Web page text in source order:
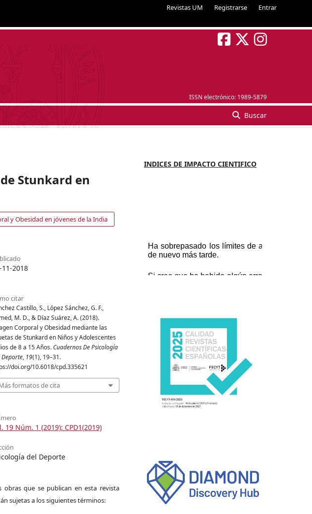
Revistas UM Registrarse Entrar
ISSN electrónico: 1989-5879
Buscar
Stunkard en
y Obesidad en jóvenes de la India
11-2018
citar
Castillo, S., López Sánchez, G. F.,
M. D., & Díaz Suárez, A. (2018).
Corporal y Obesidad mediante las
de Stunkard en Niños y Adolescentes
de 8 a 15 Años.Cuadernos De Psicología
Deporte, 19(1), 19–31.
doi.org/10.6018/cpd.335621
formatos de cita
19 Núm. 1 (2019): CPD1(2019)
del Deporte
obras que se publican en esta revista
sujetas a los siguientes términos:
INDICES DE IMPACTO CIENTIFICO